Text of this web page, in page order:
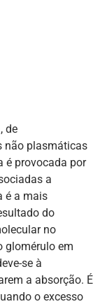
de
não plasmáticas
é provocada por
a
é a mais
do
no
glomérulo em
se à
a absorção. É
o excesso